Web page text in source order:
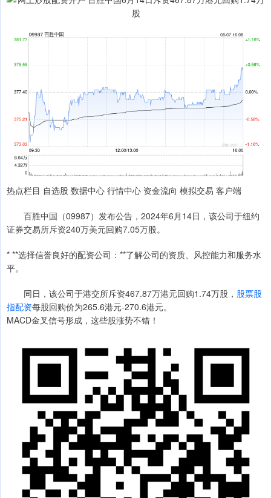
热点栏目 自选股 数据中心 行情中心 资金流向 模拟交易 客户端
百胜中国（09987）发布公告，2024年6月14日，该公司于纽约
证券交易所斥资240万美元回购7.05万股。
* **选择信誉良好的配资公司：**了解公司的资质、风控能力和服务水
平。
同日，该公司于港交所斥资467.87万港元回购1.74万股， 股票股
指配资每股回购价为265.6港元-270.6港元。
MACD金叉信号形成，这些股涨势不错！